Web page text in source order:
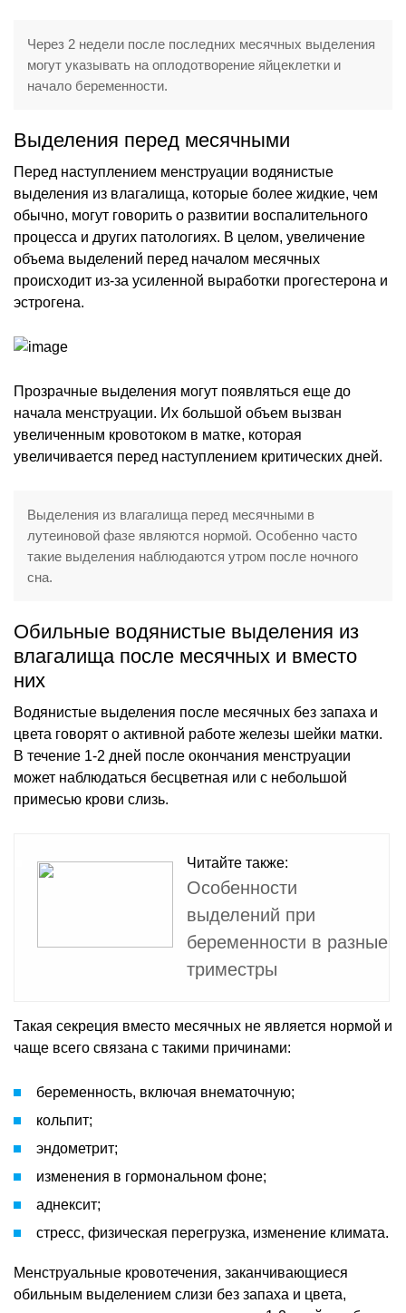
Через 2 недели после последних месячных выделения
могут указывать на оплодотворение яйцеклетки и
начало беременности.
Выделения перед месячными
Перед наступлением менструации водянистые
выделения из влагалища, которые более жидкие, чем
обычно, могут говорить о развитии воспалительного
процесса и других патологиях. В целом, увеличение
объема выделений перед началом месячных
происходит из-за усиленной выработки прогестерона и
эстрогена.
Прозрачные выделения могут появляться еще до
начала менструации. Их большой объем вызван
увеличенным кровотоком в матке, которая
увеличивается перед наступлением критических дней.
Выделения из влагалища перед месячными в
лутеиновой фазе являются нормой. Особенно часто
такие выделения наблюдаются утром после ночного
сна.
Обильные водянистые выделения из
влагалища после месячных и вместо
них
Водянистые выделения после месячных без запаха и
цвета говорят о активной работе железы шейки матки.
В течение 1-2 дней после окончания менструации
может наблюдаться бесцветная или с небольшой
примесью крови слизь.
Читайте также:
Особенности
выделений при
беременности в разные
триместры
Такая секреция вместо месячных не является нормой и
чаще всего связана с такими причинами:
беременность, включая внематочную;
кольпит;
эндометрит;
изменения в гормональном фоне;
аднексит;
стресс, физическая перегрузка, изменение климата.
Менструальные кровотечения, заканчивающиеся
обильным выделением слизи без запаха и цвета,